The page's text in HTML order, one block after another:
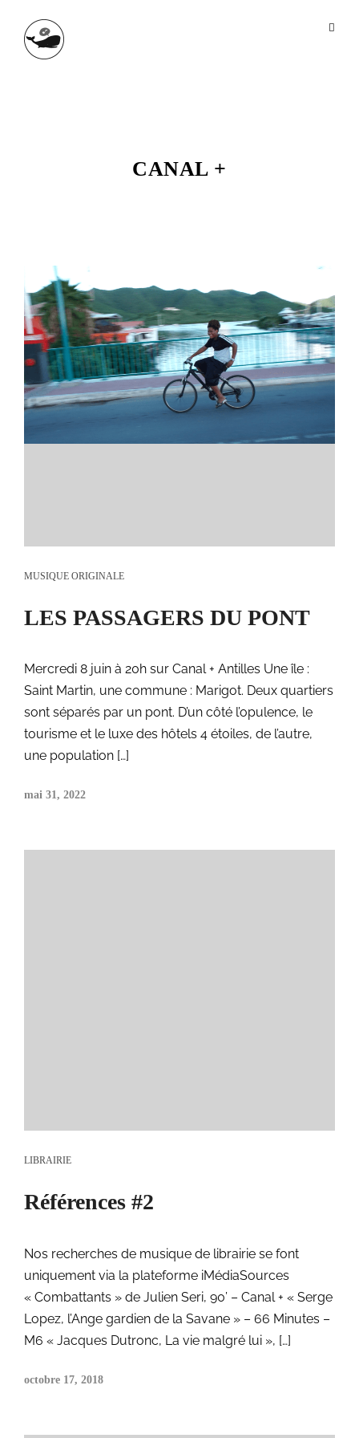
CANAL +
MUSIQUE ORIGINALE
LES PASSAGERS DU PONT
Mercredi 8 juin à 20h sur Canal + Antilles Une île :
Saint Martin, une commune : Marigot. Deux quartiers
sont séparés par un pont. D’un côté l’opulence, le
tourisme et le luxe des hôtels 4 étoiles, de l’autre,
une population […]
mai 31, 2022
LIBRAIRIE
Références #2
Nos recherches de musique de librairie se font
uniquement via la plateforme iMédiaSources
« Combattants » de Julien Seri, 90’ – Canal + « Serge
Lopez, l’Ange gardien de la Savane » – 66 Minutes –
M6 « Jacques Dutronc, La vie malgré lui », […]
octobre 17, 2018